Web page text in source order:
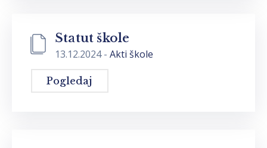
Statut škole
13.12.2024- Akti škole
Pogledaj